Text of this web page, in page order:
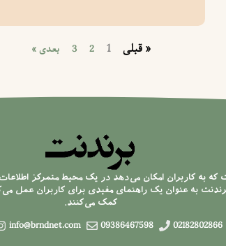
« قبلی 1
2
3 بعدی »
که به کاربران امکان می‌دهد در یک محیط متمرکز
به عنوان یک راهنمای مفیدی برای کاربران عمل
کمک می‌کنند.
02182802866
09386467598
info@brndnet.com